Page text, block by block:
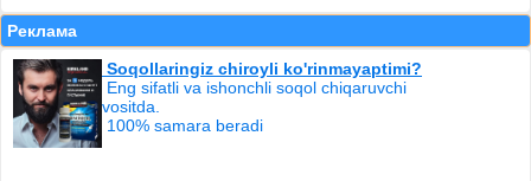
Реклама
Soqollaringiz chiroyli ko'rinmayaptimi?
Eng sifatli va ishonchli soqol chiqaruvchi
vositda.
100% samara beradi